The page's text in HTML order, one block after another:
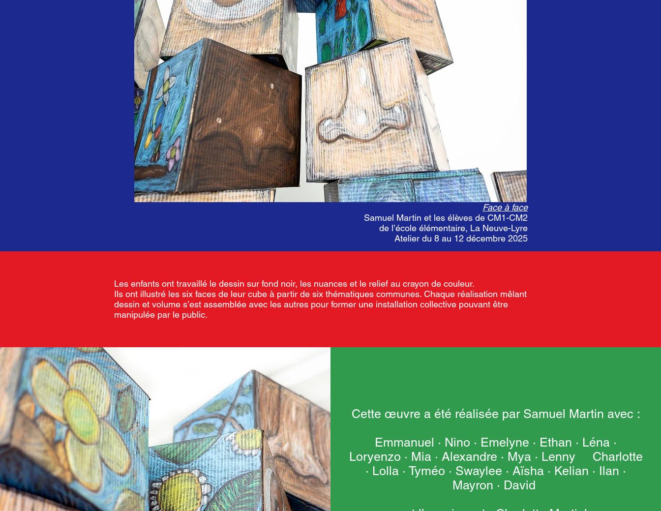
Face à face
Samuel Martin et les élèves de CM1-CM2
de l’école élémentaire, La Neuve-Lyre
Atelier du 8 au 12 décembre 2025
Les enfants ont travaillé le dessin sur fond noir, les nuances et le relief au crayon de couleur.
Ils ont illustré les six faces de leur cube à partir de six thématiques communes. Chaque réalisation mêlant
dessin et volume s’est assemblée avec les autres pour former une installation collective pouvant être
manipulée par le public.
Cette œuvre a été réalisée par Samuel Martin avec :
Emmanuel · Nino · Emelyne · Ethan · Léna ·
Loryenzo · Mia · Alexandre · Mya · Lenny Charlotte
· Lolla · Tyméo · Swaylee · Aïsha · Kelian · Ilan ·
Mayron · David